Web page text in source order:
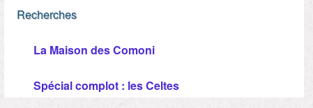
Recherches
La Maison des Comoni
Spécial complot : les Celtes